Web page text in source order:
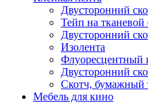
Двусторонний
Тейп на тканевой
Двусторонний
Изолента
Флуоресцентный
Двусторонний
Скотч, бумажный
Мебель для кино